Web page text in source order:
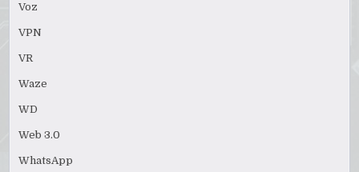
Voz
VPN
VR
Waze
WD
Web 3.0
WhatsApp